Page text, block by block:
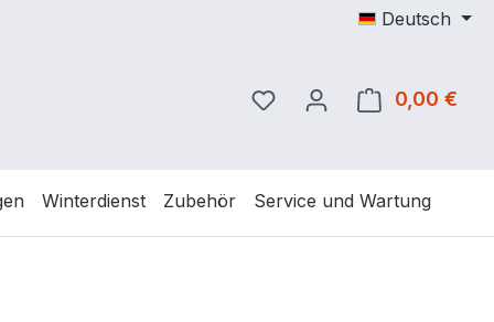
Deutsch
Du hast 0 Produkte auf
0,00 €
Winterdienst Zubehör Service und Wartung